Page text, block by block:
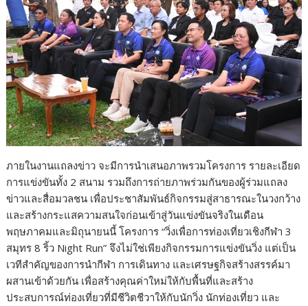
ภายในงานแถลงข่าว จะมีการนำเสนอภาพรวมโครงการ รายละเอียด
การแข่งขันทั้ง 2 สนาม รวมถึงการถ่ายภาพร่วมกันของผู้ร่วมแถลง
ข่าวและสื่อมวลชน เพื่อประชาสัมพันธ์กิจกรรมสู่สาธารณะในวงกว้าง
และสร้างกระแสความสนใจก่อนเข้าสู่วันแข่งขันจริงในเดือน
พฤษภาคมและมิถุนายนนี้ โครงการ “วิ่งเพื่อการท่องเที่ยวเชิงกีฬา 3
สมุทร 8 ริ้ว Night Run” จึงไม่ใช่เพียงกิจกรรมการแข่งขันวิ่ง แต่เป็น
เวทีสำคัญของการนำกีฬา การเดินทาง และเศรษฐกิจสร้างสรรค์มา
ผสานเข้าด้วยกัน เพื่อสร้างคุณค่าใหม่ให้กับพื้นที่และสร้าง
ประสบการณ์ท่องเที่ยวที่มีชีวิตชีวาให้กับนักวิ่ง นักท่องเที่ยว และ